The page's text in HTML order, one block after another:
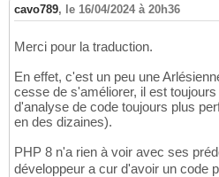
cavo789, le 16/04/2024 à 20h36
Merci pour la traduction.
En effet, c'est un peu une
cesse de s'améliorer, il est
d'analyse de code toujours plus
en des dizaines).
PHP 8 n'a rien à voir avec ses
développeur a cur d'avoir un code